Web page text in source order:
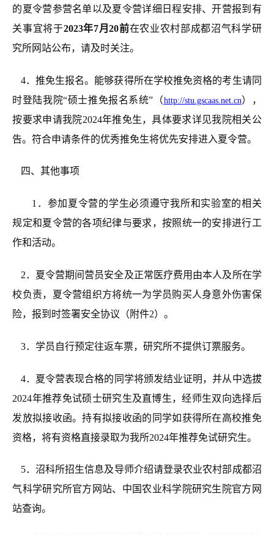
的夏令营参营名单以及夏令营详细日程安排、开营报到有
关事宜将于2023年7月20前在农业农村部成都沼气科学研
究所网站公布，请及时关注。
4．推免生报名。能够获得所在学校推免资格的考生请同
时登陆我院“硕士推免报名系统”（http://stu.gscaas.net.cn），
按要求申请我院2024年推免生，具体要求详见我院相关公
告。符合申请条件的优秀推免生将优先安排进入夏令营。
四、其他事项
1．参加夏令营的学生必须遵守我所和实验室的相关
规定和夏令营的各项纪律与要求，按照统一的安排进行工
作和活动。
2．夏令营期间营员安全及正常医疗费用由本人及所在学
校负责，夏令营组织方将统一为学员购买人身意外伤害保
险，报到时签署安全协议（附件2）。
3． 学员自行预定往返车票，研究所不提供订票服务。
4． 夏令营表现合格的同学将颁发结业证明，并从中选拔
2024年推荐免试硕士研究生及直博生，经师生双向选择后
发放拟接收函。持有拟接收函的同学如获得所在高校推免
资格，将有资格直接录取为我所2024年推荐免试研究生。
5． 沼科所招生信息及导师介绍请登录农业农村部成都沼
气科学研究所官方网站、中国农业科学院研究生院官方网
站查询。